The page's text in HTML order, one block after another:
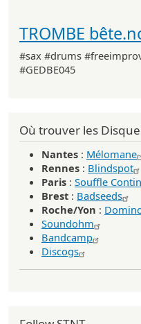
TROMBE
#sax #drums
#GEDBE045
Où trouver les
Nantes : Mélomane
Rennes : Blindspot
Paris : Souffle
Brest : Badseeds
Roche/Yon :
Soundohm
Bandcamp
Discogs